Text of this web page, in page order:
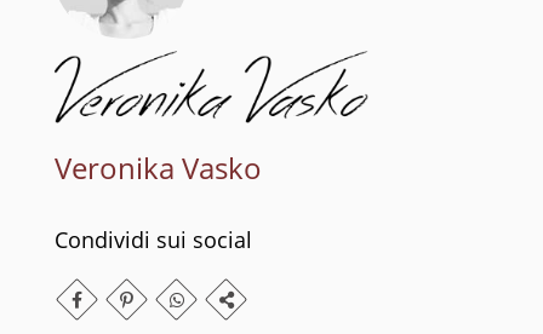
Veronika Vasko
Condividi sui social